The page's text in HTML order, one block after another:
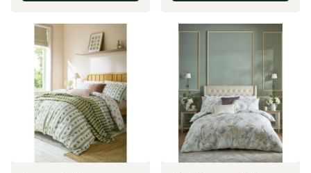
Dette
produktet
har
flere
varianter.
Alternativene
kan
velges
på
Dette
flere
varianter.
Alternativene
kan
velges
på